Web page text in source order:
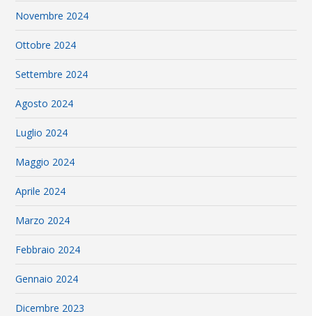
Novembre 2024
Ottobre 2024
Settembre 2024
Agosto 2024
Luglio 2024
Maggio 2024
Aprile 2024
Marzo 2024
Febbraio 2024
Gennaio 2024
Dicembre 2023